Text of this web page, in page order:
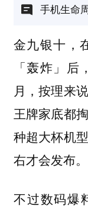
手机生命
金九银十，
「轰炸」
月，按理来
王牌家底都
种超大杯机
右才会发布。
不过数码爆